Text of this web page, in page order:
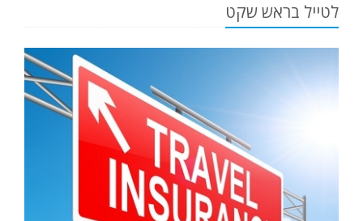
לטייל בראש שקט